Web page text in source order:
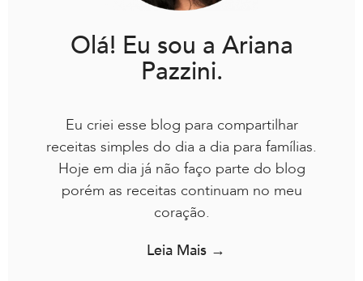
Olá! Eu sou a Ariana
Pazzini.
Eu criei esse blog para compartilhar
receitas simples do dia a dia para famílias.
Hoje em dia já não faço parte do blog
porém as receitas continuam no meu
coração.
Leia Mais →